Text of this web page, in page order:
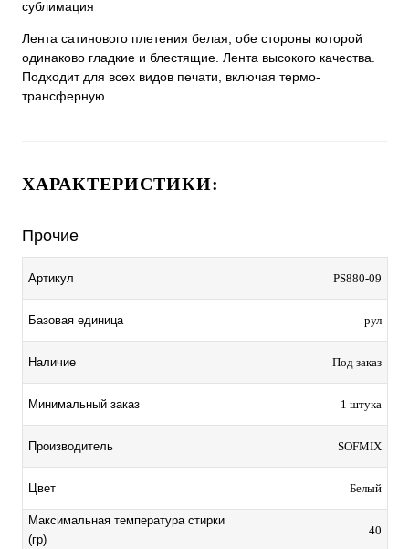
сублимация
Лента сатинового плетения белая, обе стороны которой
одинаково гладкие и блестящие. Лента высокого качества.
Подходит для всех видов печати, включая термо-
трансферную.
ХАРАКТЕРИСТИКИ:
Прочие
Артикул PS880-09
Базовая единица рул
Наличие Под заказ
Минимальный заказ 1 штука
Производитель SOFMIX
Цвет Белый
Максимальная температура стирки
(гр)
40